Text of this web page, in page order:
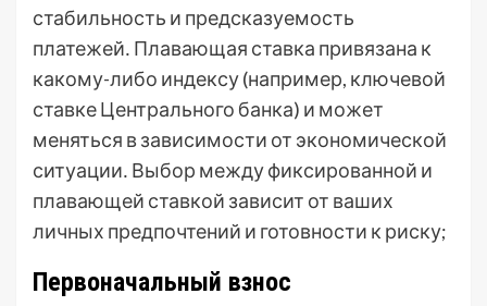
стабильность и предсказуемость
платежей․ Плавающая ставка привязана к
какому-либо индексу (например, ключевой
ставке Центрального банка) и может
меняться в зависимости от экономической
ситуации․ Выбор между фиксированной и
плавающей ставкой зависит от ваших
личных предпочтений и готовности к риску;
Первоначальный взнос